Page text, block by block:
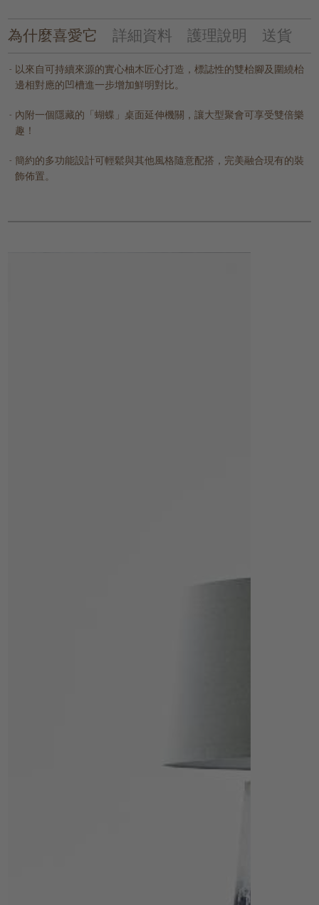
為什麼喜愛它 詳細資料 護理說明 送貨
以來自可持續來源的實心柚木匠心打造，標誌性的雙枱腳及圍繞枱
邊相對應的凹槽進一步增加鮮明對比。
內附一個隱藏的「蝴蝶」桌面延伸機關，讓大型聚會可享受雙倍樂
趣！
簡約的多功能設計可輕鬆與其他風格隨意配搭，完美融合現有的裝
飾佈置。